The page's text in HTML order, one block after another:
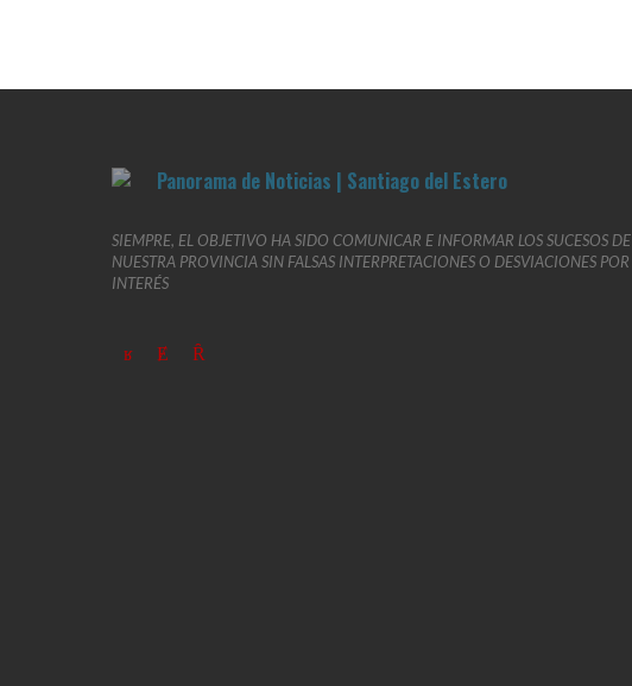
SIEMPRE, EL OBJETIVO HA SIDO COMUNICAR E INFORMAR LOS SUCESOS DE
NUESTRA PROVINCIA SIN FALSAS INTERPRETACIONES O DESVIACIONES POR
INTERÉS